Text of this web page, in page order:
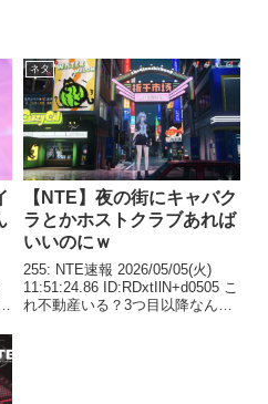
ネタ
【NTE】夜の街にキャバク
ラとかホストクラブあれば
いいのにｗ
255: NTE速報 2026/05/05(火)
11:51:24.86 ID:RDxtIlN+d0505 こ
れ不動産いる？3つ目以降なんか